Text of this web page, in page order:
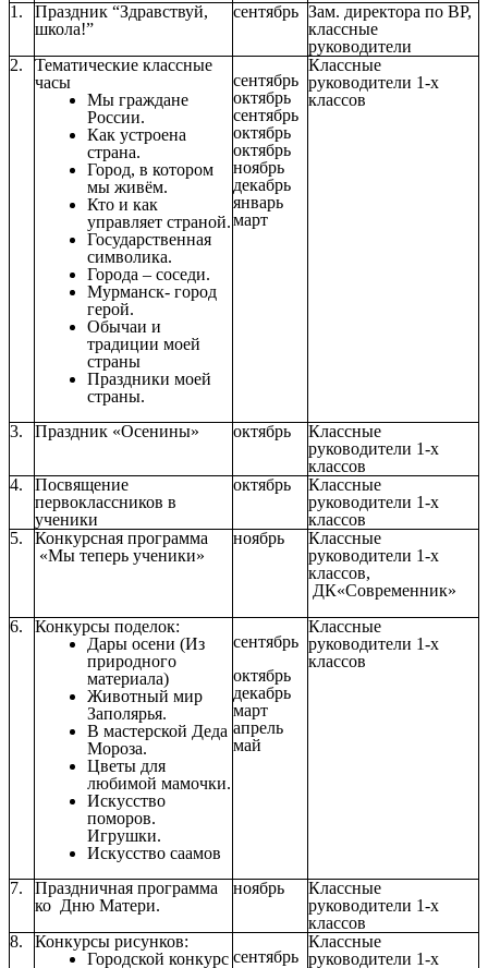
1.
Праздник “Здравствуй,
школа!”
сентябрь Зам. директора по ВР,
классные
руководители
2.
Тематические классные
часы
Мы граждане
России.
Как устроена
страна.
Город, в котором
мы живём.
Кто и как
управляет страной.
Государственная
символика.
Города – соседи.
Мурманск- город
герой.
Обычаи и
традиции моей
страны
Праздники моей
страны.
сентябрь
октябрь
сентябрь
октябрь
октябрь
ноябрь
декабрь
январь
март
Классные
руководители 1-х
классов
3. Праздник «Осенины» октябрь
Классные
руководители 1-х
классов
4.
Посвящение
первоклассников в
ученики
октябрь
Классные
руководители 1-х
классов
5.
Конкурсная программа
«Мы теперь ученики»
ноябрь
Классные
руководители 1-х
классов,
ДК«Современник»
6.
Конкурсы поделок:
Дары осени (Из
природного
материала)
Животный мир
Заполярья.
В мастерской Деда
Мороза.
Цветы для
любимой мамочки.
Искусство
поморов.
Игрушки.
Искусство саамов
сентябрь
октябрь
декабрь
март
апрель
май
Классные
руководители 1-х
классов
7.
Праздничная программа
ко Дню Матери.
ноябрь
Классные
руководители 1-х
классов
8.
Конкурсы рисунков:
Городской конкурс сентябрь
Классные
руководители 1-х